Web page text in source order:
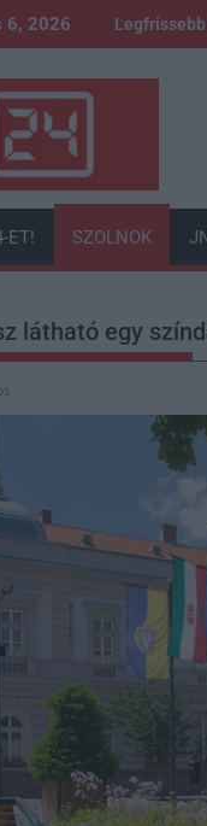
6, 2026
ET! SZOLNOK
látható egy